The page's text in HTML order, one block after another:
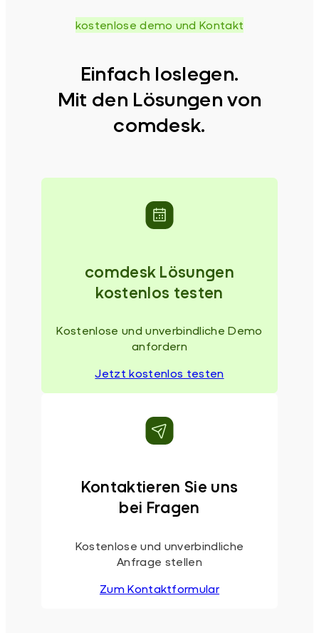
kostenlose demo und Kontakt
Einfach loslegen.
Mit den Lösungen von
comdesk.
comdesk Lösungen
kostenlos testen
Kostenlose und unverbindliche Demo
anfordern
Jetzt kostenlos testen
Kontaktieren Sie uns
bei Fragen
Kostenlose und unverbindliche
Anfrage stellen
Zum Kontaktformular